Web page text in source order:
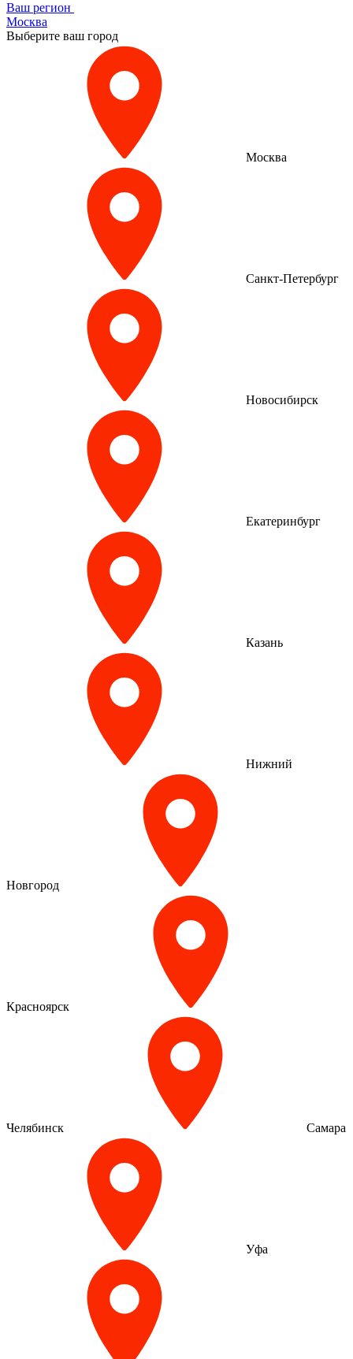
Ваш регион
Москва
Выберите ваш город
Москва
Санкт-Петербург
Новосибирск
Екатеринбург
Казань
Нижний
Новгород
Красноярск
Челябинск Самара
Уфа